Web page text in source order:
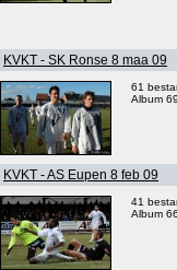
KVKT - SK Ronse 8 maa 09
61
Album
KVKT - AS Eupen 8 feb 09
41
Album